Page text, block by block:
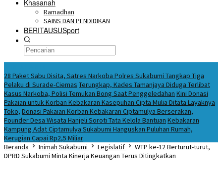
Khasanah
Ramadhan
SAINS DAN PENDIDIKAN
BERITAUSUSport
28 Paket Sabu Disita, Satres Narkoba Polres Sukabumi Tangkap Tiga
Pelaku di Surade-Ciemas Terungkap, Kades Tamanjaya Diduga Terlibat
Kasus Narkoba, Polisi Temukan Bong Saat Penggeledahan Kini Donasi
Pakaian untuk Korban Kebakaran Kasepuhan Cipta Mulia Ditata Layaknya
Toko, Donasi Pakaian Korban Kebakaran Ciptamulya Berserakan,
Founder Desa Wisata Hanjeli Soroti Tata Kelola Bantuan Kebakaran
Kampung Adat Ciptamulya Sukabumi Hanguskan Puluhan Rumah,
Kerugian Capai Rp2,5 Miliar
Beranda
Inimah Sukabumi Legislatif
WTP ke-12 Berturut-turut,
DPRD Sukabumi Minta Kinerja Keuangan Terus Ditingkatkan